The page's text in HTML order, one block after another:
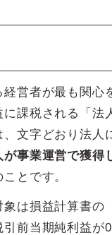
営者が最も関心
課税される「法
文字どおり法人
が事業運営で獲得
ことです。
は損益計算書の
前当期純利益が